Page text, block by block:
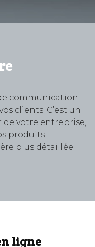
communication
clients. C’est un
votre entreprise,
produits
plus détaillée.
ligne